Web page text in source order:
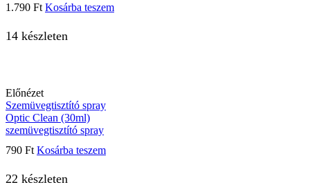
1.790 Ft Kosárba teszem
14 készleten
Előnézet
Szemüvegtisztító spray
Optic Clean (30ml)
szemüvegtisztító spray
790 Ft Kosárba teszem
22 készleten